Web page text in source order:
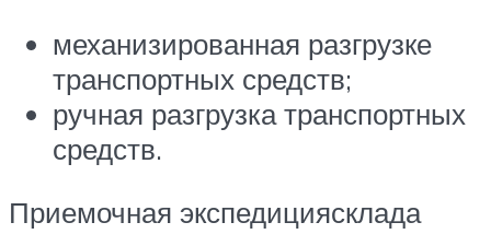
механизированная разгрузке
транспортных средств;
ручная разгрузка транспортных
средств.
Приемочная экспедициясклада